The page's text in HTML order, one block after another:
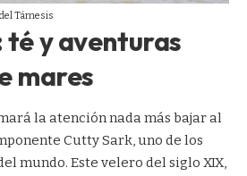
Támesis
y aventuras
mares
la atención nada más bajar al
Cutty Sark, uno de los
mundo. Este velero del siglo XIX,